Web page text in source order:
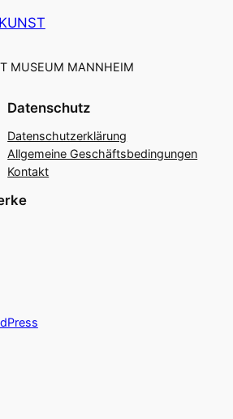
MUSEUM MANNHEIM
Datenschutz
Datenschutzerklärung
Allgemeine Geschäftsbedingungen
Kontakt